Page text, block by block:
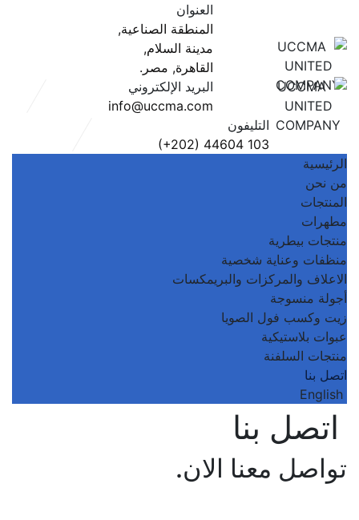
العنوان
المنطقة الصناعية,
مدينة السلام,
القاهرة, مصر.
البريد الإلكتروني
info@uccma.com
التليفون
‎ (+202) 44604 103
الرئيسية
من نحن
المنتجات
مطهرات
منتجات بيطرية
منظفات وعناية شخصية
الاعلاف والمركزات والبريمكسات
أجولة منسوجة
زيت وكسب فول الصويا
عبوات بلاستيكية
منتجات السلفنة
اتصل بنا
English
اتصل بنا
تواصل معنا الان.